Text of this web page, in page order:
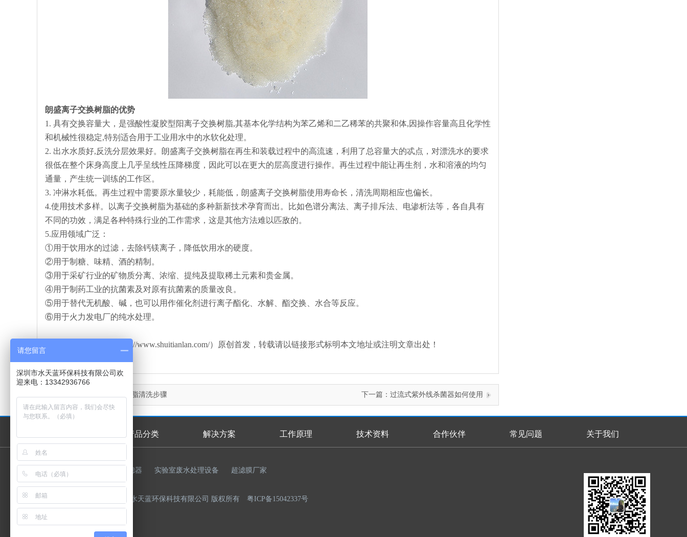
朗盛离子交换树脂的优势
1. 具有交换容量大，是强酸性凝胶型阳离子交换树脂,其基本化学结构为苯乙烯和二乙稀苯的共聚和体,因操作容量高且化学性
和机械性很稳定,特别适合用于工业用水中的水软化处理。
2. 出水水质好,反洗分层效果好。朗盛离子交换树脂在再生和装载过程中的高流速，利用了总容量大的忒点，对漂洗水的要求
很低在整个床身高度上几乎呈线性压降梯度，因此可以在更大的层高度进行操作。再生过程中能让再生剂，水和溶液的均匀
通量，产生统一训练的工作区。
3. 冲淋水耗低。再生过程中需要原水量较少，耗能低，朗盛离子交换树脂使用寿命长，清洗周期相应也偏长。
4.使用技术多样。以离子交换树脂为基础的多种新新技术孕育而出。比如色谱分离法、离子排斥法、电渗析法等，各自具有
不同的功效，满足各种特殊行业的工作需求，这是其他方法难以匹敌的。
5.应用领域广泛：
①用于饮用水的过滤，去除钙镁离子，降低饮用水的硬度。
②用于制糖、味精、酒的精制。
③用于采矿行业的矿物质分离、浓缩、提纯及提取稀土元素和贵金属。
④用于制药工业的抗菌素及对原有抗菌素的质量改良。
⑤用于替代无机酸、碱，也可以用作催化剂进行离子酯化、水解、酯交换、水合等反应。
⑥用于火力发电厂的纯水处理。
本文由水天蓝环保（http://www.shuitianlan.com/）原创首发，转载请以链接形式标明本文地址或注明文章出处！
朗盛离子交换树脂清洗步骤 下一篇： 过流式紫外线杀菌器如何使用
产品分类 解决方案 工作原理 技术资料 合作伙伴 常见问题 关于我们
首页幻灯
友情链接： 过滤器 实验室废水处理设备 超滤膜厂家
Copyright © 2015-2023 深圳市水天蓝环保科技有限公司 版权所有 粤ICP备15042337号
请您留言
深圳市水天蓝环保科技有限公司欢
迎来电：13342936766